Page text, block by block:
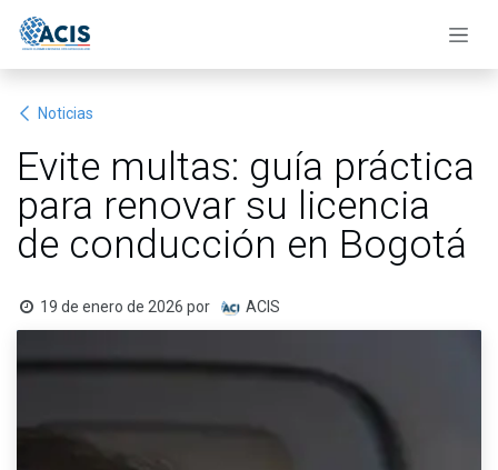
Noticias
Evite multas: guía práctica
para renovar su licencia
de conducción en Bogotá
19 de enero de 2026 por ACIS